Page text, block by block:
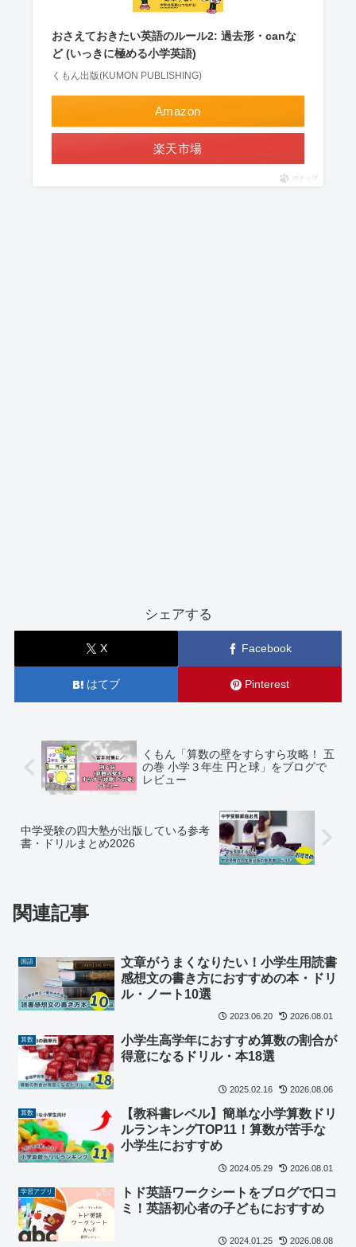
おさえておきたい英語のルール2: 過去形・canな
ど (いっきに極める小学英語)
くもん出版(KUMON PUBLISHING)
Amazon
楽天市場
ポチップ
シェアする
X Facebook
はてブ Pinterest
くもん「算数の壁をすらすら攻略！ 五
の巻 小学３年生 円と球」をブログで
レビュー
中学受験の四大塾が出版している参考
書・ドリルまとめ2026
関連記事
国語
文章がうまくなりたい！小学生用読書
感想文の書き方におすすめの本・ドリ
ル・ノート10選
2023.06.20 2026.08.01
算数
小学生高学年におすすめ算数の割合が
得意になるドリル・本18選
2025.02.16 2026.08.06
算数
【教科書レベル】簡単な小学算数ドリ
ルランキングTOP11！算数が苦手な
小学生におすすめ
2024.05.29 2026.08.01
学習アプリ
トド英語ワークシートをブログで口コ
ミ！英語初心者の子どもにおすすめ
2024.01.25 2026.08.08